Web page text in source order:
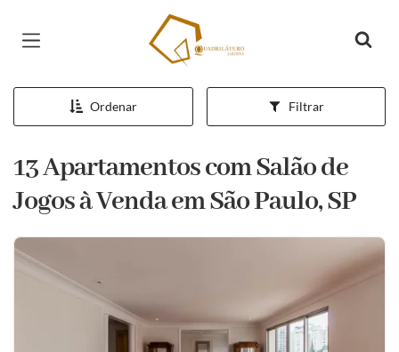
Página inicial
Ordenar Filtrar
13 Apartamentos com Salão de
Jogos à Venda em São Paulo, SP